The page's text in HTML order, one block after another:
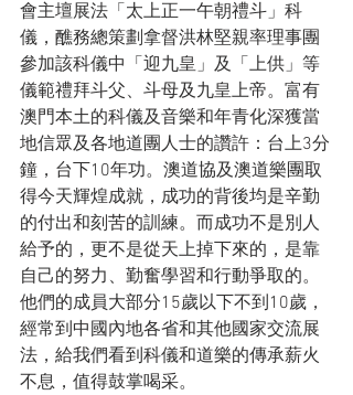
會主壇展法「太上正一午朝禮斗」科
儀，醮務總策劃拿督洪林堅親率理事團
參加該科儀中「迎九皇」及「上供」等
儀範禮拜斗父、斗母及九皇上帝。富有
澳門本土的科儀及音樂和年青化深獲當
地信眾及各地道團人士的讚許：台上3分
鐘，台下10年功。澳道協及澳道樂團取
得今天輝煌成就，成功的背後均是辛勤
的付出和刻苦的訓練。而成功不是別人
給予的，更不是從天上掉下來的，是靠
自己的努力、勤奮學習和行動爭取的。
他們的成員大部分15歲以下不到10歲，
經常到中國內地各省和其他國家交流展
法，給我們看到科儀和道樂的傳承薪火
不息，值得鼓掌喝采。